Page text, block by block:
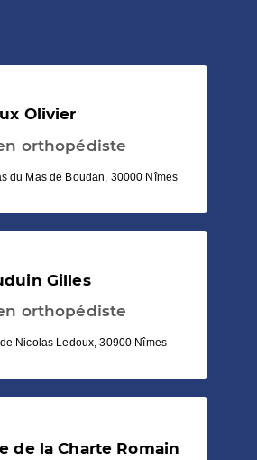
Olivier
orthopédiste
du Mas de Boudan, 30000 Nîmes
Gilles
orthopédiste
Nicolas Ledoux, 30900 Nîmes
de la Charte Romain